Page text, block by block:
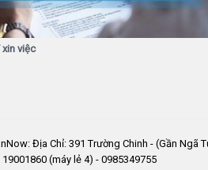
xin việc
Địa Chỉ: 391 Trường Chinh - (Gần Ngã
(máy lẻ 4) - 0985349755